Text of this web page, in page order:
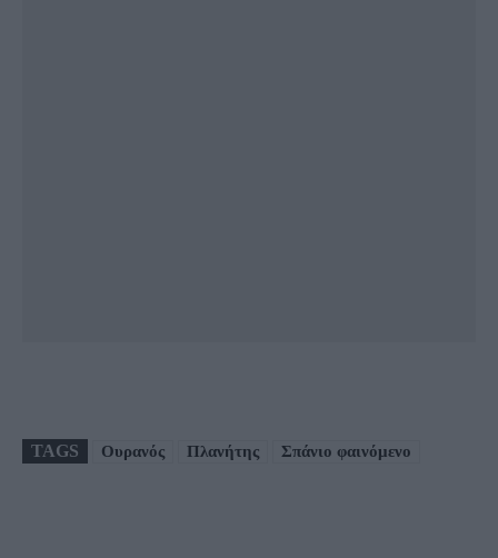
TAGS Ουρανός Πλανήτης Σπάνιο φαινόμενο